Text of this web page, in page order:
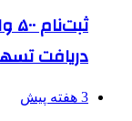
دریافت
3 هفته پیش